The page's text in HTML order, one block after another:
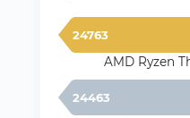
24763
AMD Ryzen
24463